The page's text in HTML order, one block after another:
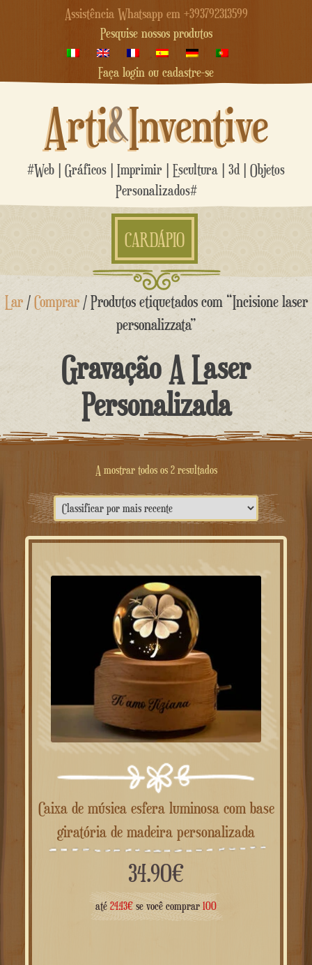
Assistência Whatsapp em +393792313599
Pesquise nossos produtos
Faça login ou cadastre-se
Arti&Inventive
#Web | Gráficos | Imprimir | Escultura | 3d | Objetos
Personalizados#
CARDÁPIO
Ir
para
Lar/Comprar/ Produtos etiquetados com “Incisione laser
personalizzata”
Gravação A Laser
Personalizada
A mostrar todos os 2 resultadosClassificado
por
Caixa de música esfera luminosa com base
giratória de madeira personalizada
34.90€
até 24.43€ se você comprar 100